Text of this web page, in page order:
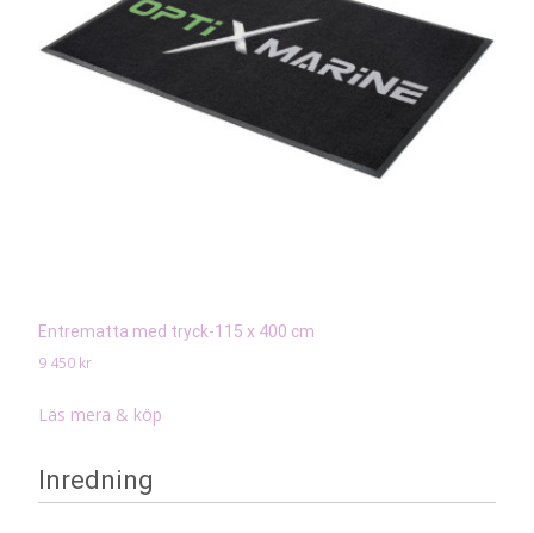
Entrematta med tryck-115 x 400 cm
9 450 kr
Läs mera & köp
Inredning